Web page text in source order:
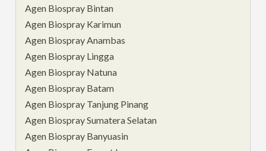
Agen Biospray Bintan
Agen Biospray Karimun
Agen Biospray Anambas
Agen Biospray Lingga
Agen Biospray Natuna
Agen Biospray Batam
Agen Biospray Tanjung Pinang
Agen Biospray Sumatera Selatan
Agen Biospray Banyuasin